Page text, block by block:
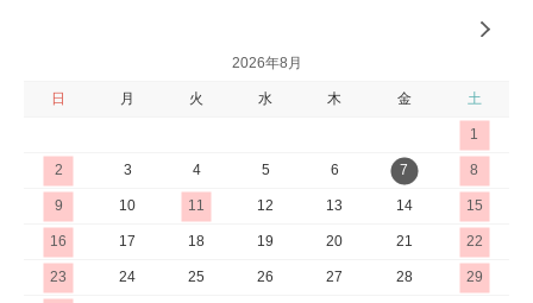
2026年8月
日 月 火 水 木 金 土
1
2 3 4 5 6 7 8
9 10 11 12 13 14 15
16 17 18 19 20 21 22
23 24 25 26 27 28 29